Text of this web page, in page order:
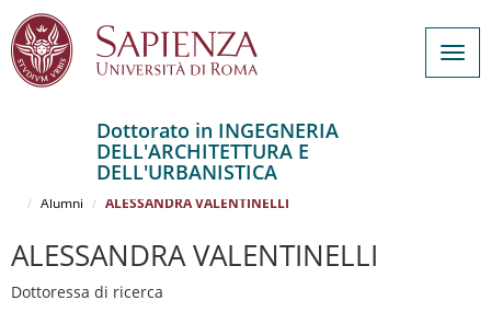
contenuto
Dottorato in INGEGNERIA
DELL'ARCHITETTURA E
DELL'URBANISTICA
INGEGNERIA DELL'ARCHITETTURA E DELL'URBANISTICA
Alumni
ALESSANDRA VALENTINELLI
ALESSANDRA VALENTINELLI
Dottoressa di ricerca